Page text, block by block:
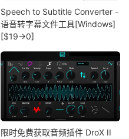
Speech to Subtitle Converter -
语音转字幕文件工具[Windows]
[$19→0]
限时免费获取音频插件 DroX II